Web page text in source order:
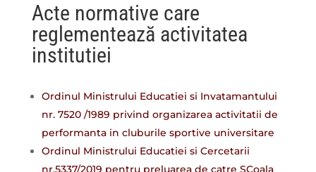
Acte normative care
reglementează activitatea
institutiei
Ordinul Ministrului Educatiei si Invatamantului
nr. 7520 /1989 privind organizarea activitatii de
performanta in cluburile sportive universitare
Ordinul Ministrului Educatiei si Cercetarii
nr.5337/2019 pentru preluarea de catre SCoala